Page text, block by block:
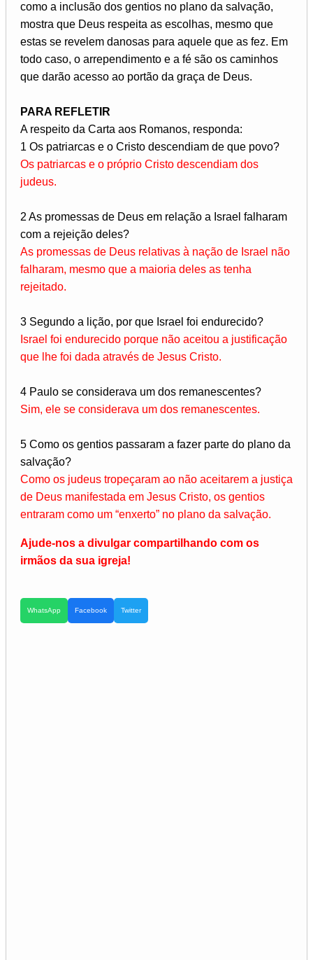
como a inclusão dos gentios no plano da salvação,
mostra que Deus respeita as escolhas, mesmo que
estas se revelem danosas para aquele que as fez. Em
todo caso, o arrependimento e a fé são os caminhos
que darão acesso ao portão da graça de Deus.
PARA REFLETIR
A respeito da Carta aos Romanos, responda:
1 Os patriarcas e o Cristo descendiam de que povo?
Os patriarcas e o próprio Cristo descendiam dos
judeus.
2 As promessas de Deus em relação a Israel falharam
com a rejeição deles?
As promessas de Deus relativas à nação de Israel não
falharam, mesmo que a maioria deles as tenha
rejeitado.
3 Segundo a lição, por que Israel foi endurecido?
Israel foi endurecido porque não aceitou a justificação
que lhe foi dada através de Jesus Cristo.
4 Paulo se considerava um dos remanescentes?
Sim, ele se considerava um dos remanescentes.
5 Como os gentios passaram a fazer parte do plano da
salvação?
Como os judeus tropeçaram ao não aceitarem a justiça
de Deus manifestada em Jesus Cristo, os gentios
entraram como um “enxerto” no plano da salvação.
Ajude-nos a divulgar compartilhando com os
irmãos da sua igreja!
WhatsApp Facebook Twitter